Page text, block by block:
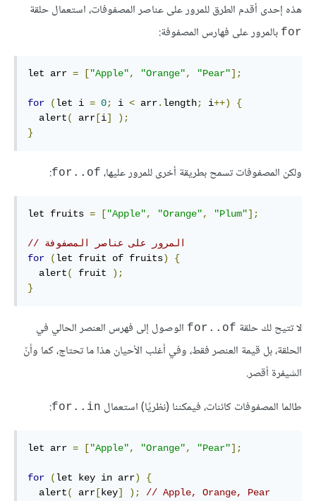
هذه إحدى أقدم الطرق للمرور على عناصر المصفوفات، استعمال حلقة
for بالمرور على فهارس المصفوفة:
let arr = ["Apple", "Orange", "Pear"];
for (let i = 0; i < arr. length; i++)
{
  alert
( arr [i]
);
}
ولكن المصفوفات تسمح بطريقة أخرى للمرور عليها، for..of
:
let fruits = ["Apple", "Orange", "Plum"];
// المرور على عناصر المصفوفة
for
(let fruit of fruits)
{
  alert
( fruit
);
}
لا تتيح لك حلقة for..of الوصول إلى فهرس العنصر الحالي في
الحلقة، بل قيمة العنصر فقط، وفي أغلب الأحيان هذا ما تحتاج، كما وأنّ
الشيفرة أقصر.
طالما المصفوفات كائنات، فيمكننا (نظريًا) استعمال for..in
:
let arr = ["Apple", "Orange", "Pear"];
for (let key in arr)
{
  alert
( arr [key] );
// Apple, Orange, Pear